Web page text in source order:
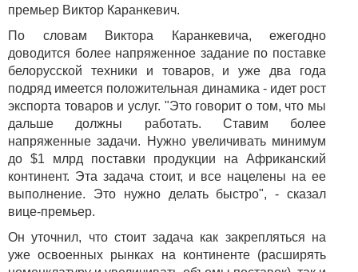
премьер Виктор Каранкевич.
По словам Виктора Каранкевича, ежегодно
доводится более напряженное задание по поставке
белорусской техники и товаров, и уже два года
подряд имеется положительная динамика - идет рост
экспорта товаров и услуг. "Это говорит о том, что мы
дальше должны работать. Ставим более
напряженные задачи. Нужно увеличивать минимум
до $1 млрд поставки продукции на Африканский
континент. Эта задача стоит, и все нацелены на ее
выполнение. Это нужно делать быстро", - сказал
вице-премьер.
Он уточнил, что стоит задача как закрепляться на
уже освоенных рынках на континенте (расширять